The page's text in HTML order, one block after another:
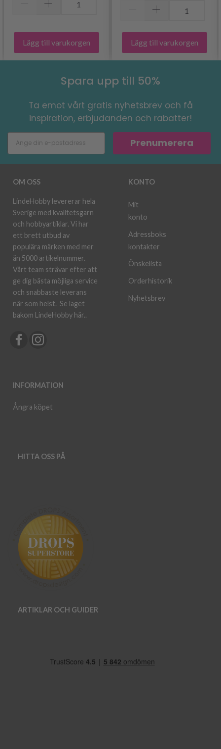
Lägg till varukorgen Lägg till varukorgen
Spara upp till 50%
Ta emot vårt gratis nyhetsbrev och få
inspiration, erbjudanden och rabatter!
Prenumerera
OM OSS
LindeHobby levererar hela
Sverige med kvalitetsgarn
och hobbyartiklar. Vi har
ett brett utbud av
populära märken med mer
än 5000 artikelnummer.
Vårt team strävar efter att
ge dig bästa möjliga service
och snabbaste leverans
när som helst. Se laget
bakom LindeHobby här..
INFORMATION
Ångra köpet
KONTO
Mit
konto
Adressboks
kontakter
Önskelista
Orderhistorik
Nyhetsbrev
HITTA OSS PÅ
ARTIKLAR OCH GUIDER